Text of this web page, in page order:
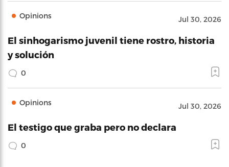
Opinions Jul 30, 2026
El sinhogarismo juvenil tiene rostro, historia
y solución
0
Opinions Jul 30, 2026
El testigo que graba pero no declara
0